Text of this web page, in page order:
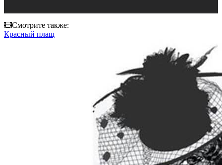
Смотрите также:
Красный плащ